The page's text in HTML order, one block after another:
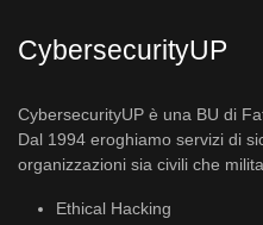
CybersecurityUP
CybersecurityUP è una BU di
Dal 1994 eroghiamo servizi di
organizzazioni sia civili che
Ethical Hacking